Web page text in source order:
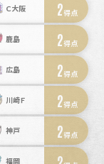
Ｃ大阪 2得点
鹿島 2得点
広島 2得点
川崎Ｆ 2得点
神戸 2得点
福岡